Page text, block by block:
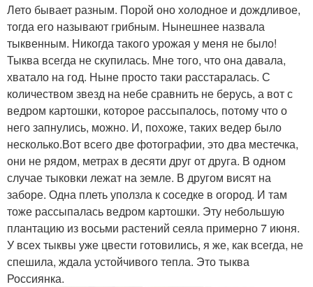
Лето бывает разным. Порой оно холодное и дождливое,
тогда его называют грибным. Нынешнее назвала
тыквенным. Никогда такого урожая у меня не было!
Тыква всегда не скупилась. Мне того, что она давала,
хватало на год. Ныне просто таки расстаралась. С
количеством звезд на небе сравнить не берусь, а вот с
ведром картошки, которое рассыпалось, потому что о
него запнулись, можно. И, похоже, таких ведер было
несколько.Вот всего две фотографии, это два местечка,
они не рядом, метрах в десяти друг от друга. В одном
случае тыковки лежат на земле. В другом висят на
заборе. Одна плеть уползла к соседке в огород. И там
тоже рассыпалась ведром картошки. Эту небольшую
плантацию из восьми растений сеяла примерно 7 июня.
У всех тыквы уже цвести готовились, я же, как всегда, не
спешила, ждала устойчивого тепла. Это тыква
Россиянка.